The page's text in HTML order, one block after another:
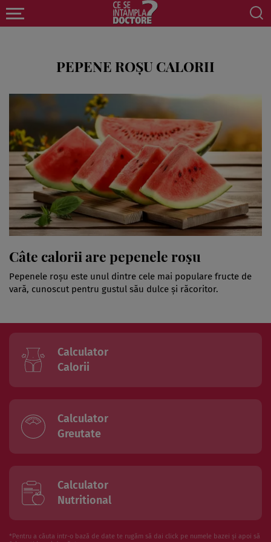
PEPENE ROȘU CALORII
Câte calorii are pepenele roșu
Pepenele roșu este unul dintre cele mai populare fructe de
vară, cunoscut pentru gustul său dulce și răcoritor.
Calculator
Calorii
Calculator
Greutate
Calculator
Nutritional
*Pentru a căuta intr-o bază de date te rugăm să dai click pe numele bazei și apoi să